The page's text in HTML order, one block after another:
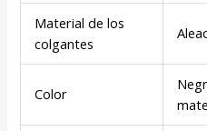
Material de los
colgantes
Color